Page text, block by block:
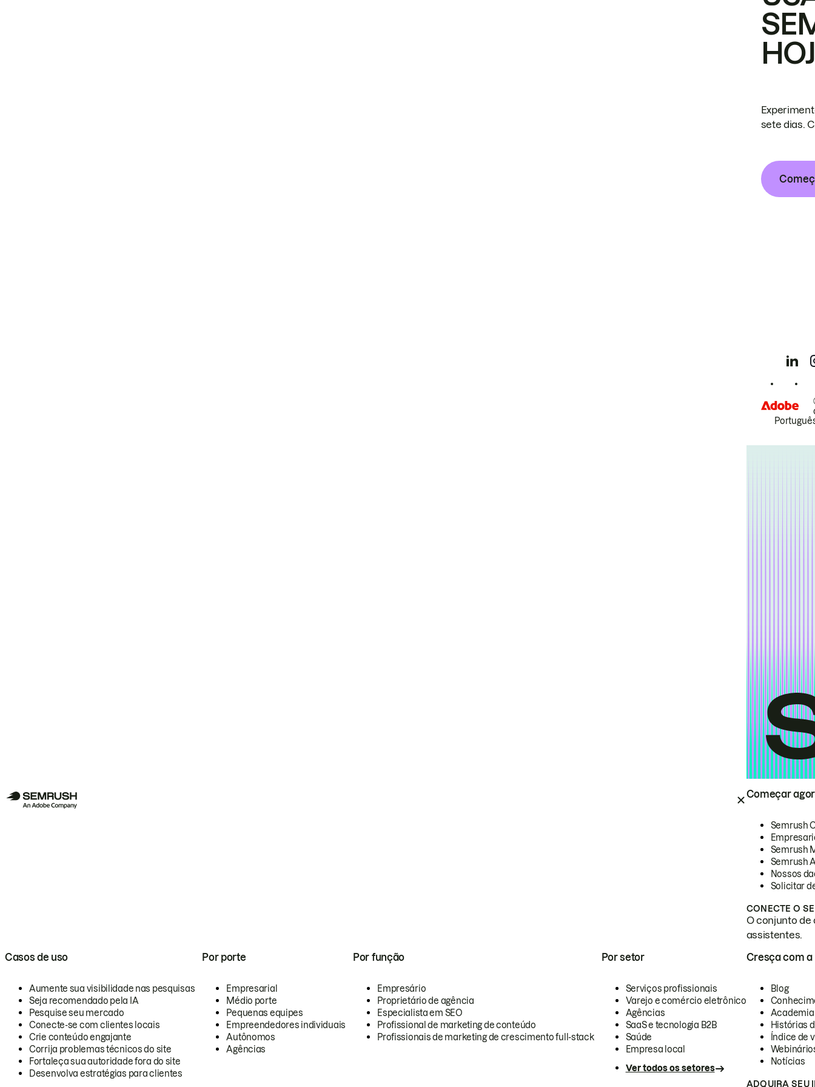
Começar
Semrush
Semrush
Semrush
Nossos
Solicitar
CONECTE O
O conjunto de
assistentes.
Casos de uso
Aumente sua visibilidade nas pesquisas
Seja recomendado pela IA
Pesquise seu mercado
Conecte-se com clientes locais
Crie conteúdo engajante
Corrija problemas técnicos do site
Fortaleça sua autoridade fora do site
Desenvolva estratégias para clientes
Por porte
Empresarial
Médio porte
Pequenas equipes
Empreendedores individuais
Autônomos
Agências
Por função
Empresário
Proprietário de agência
Especialista em SEO
Profissional de marketing de conteúdo
Profissionais de marketing de crescimento full-stack
Por setor
Serviços profissionais
Varejo e comércio eletrônico
Agências
SaaS e tecnologia B2B
Saúde
Empresa local
Ver todos os setores
Cresça com a
Blog
Academia
Histórias
Índice de
Notícias
ADQUIRA SEU
sete dias.